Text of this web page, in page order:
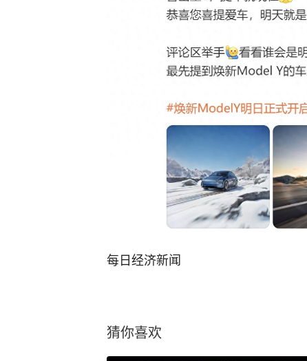
每日经济新闻
猜你喜欢